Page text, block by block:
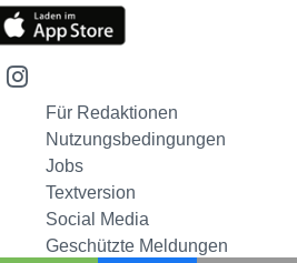
Für Redaktionen
Nutzungsbedingungen
Jobs
Textversion
Social Media
Geschützte Meldungen